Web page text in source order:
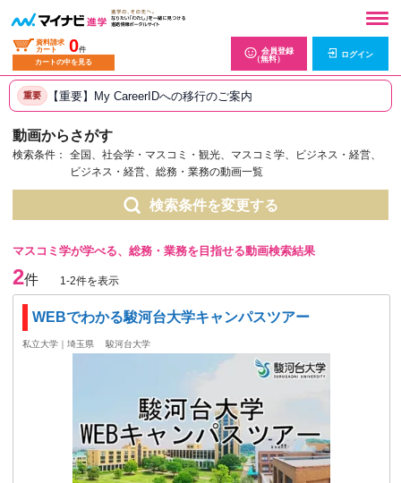
資料請求
カート
0件
カートの中を見る
会員登録
（無料）
ログイン
重要 【重要】My CareerIDへの移行のご案内
動画からさがす
検索条件：
全国、社会学・マスコミ・観光、マスコミ学、ビジネス・経営、
ビジネス・経営、総務・業務の動画一覧
検索条件を変更する
マスコミ学が学べる、総務・業務を目指せる動画検索結果
2件 1-2件を表示
WEBでわかる駿河台大学キャンパスツアー
私立大学｜埼玉県 駿河台大学